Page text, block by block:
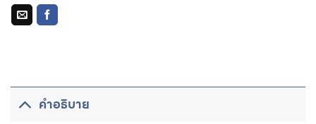
รายละเอียดการผ่อนชำระและสิทธิประโยชน์จากบัตรเครดิตที่
คำอธิบาย